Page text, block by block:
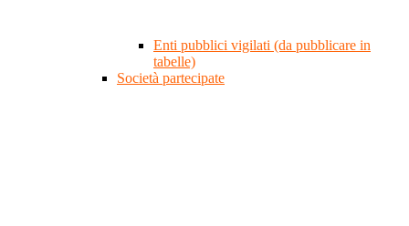
Enti pubblici vigilati (da pubblicare in
tabelle)
Società partecipate